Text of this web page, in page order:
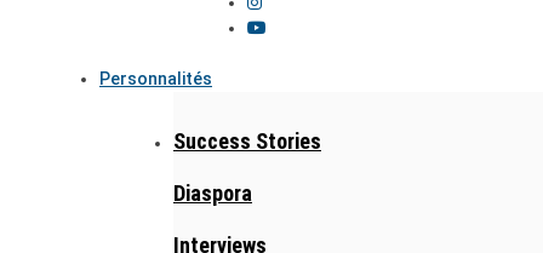
Personnalités
Success Stories
Diaspora
Interviews